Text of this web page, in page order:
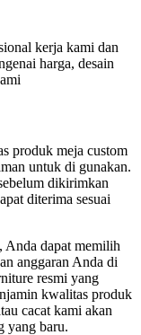
kerja kami dan
harga, desain
produk meja custom
untuk di gunakan.
dikirimkan
diterima sesuai
Anda dapat memilih
anggaran Anda di
resmi yang
kwalitas produk
cacat kami akan
yang baru.